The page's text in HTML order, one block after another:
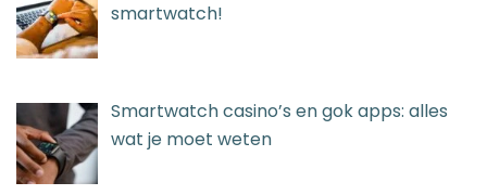
smartwatch!
Smartwatch casino’s en gok apps: alles
wat je moet weten